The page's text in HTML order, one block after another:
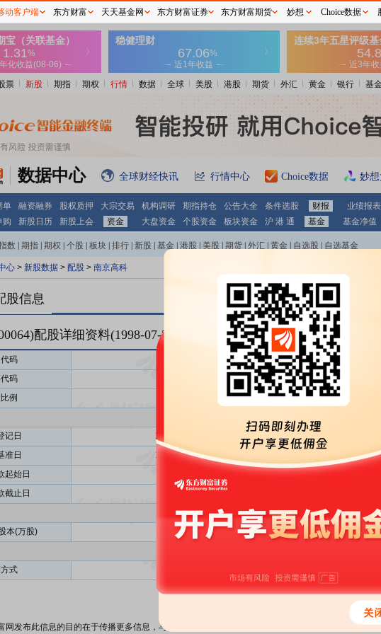
票 新股 期指 期权 行情 数据 全球 美股 港股 期货 外汇 黄金 银行 基
数据中心 全球财经快讯 行情中心 Choice数据 妙
单 融资融券 股权质押 大宗交易 机构调研 期指持仓 公告大全 条件选股 财报 业绩报表
购 新股日历 新股上会 资金 大盘资金 个股资金 板块资金 沪 港 通 基金 基金净值
数 期指 期权 个股 板块 排行 新股 基金 港股 美股 期货 外汇 黄金 自选股 自选基金
心 > 新股数据 > 配股 > 南京高科
股信息
配股详细资料(1998-07-30
码
码
股票简称
例
配股价格(元)
记日 1998-08-12 实际配售数量(万
准日
1998-08-13 实际募资总额(
起始日
实际募资净额(万
截止日
本(万股) 17520.00 配股后总股本(
式
网发布此信息的目的在于传播更多信息，与本站立场无关。东方财富网不保证该信息（包括但不限
动客户端 东方财富 天天基金网 东方财富证券 东方财富期货 妙想 Choice数据